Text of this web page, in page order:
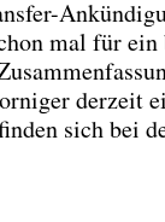
mal für ein
der­zeit
sich bei